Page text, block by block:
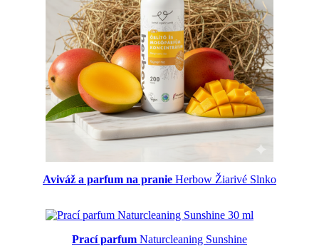
Aviváž a parfum na pranie Herbow Žiarivé Slnko
Prací parfum Naturcleaning Sunshine